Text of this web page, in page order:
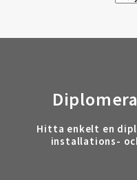
Hitta enkelt en
installations-